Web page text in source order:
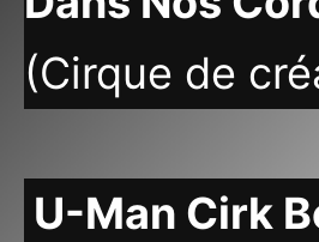
(Cirque de
U-Man Cirk